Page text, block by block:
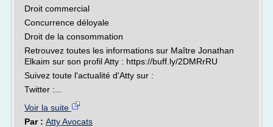
Droit commercial
Concurrence déloyale
Droit de la consommation
Retrouvez toutes les informations sur Maître Jonathan
Elkaim sur son profil Atty : https://buff.ly/2DMRrRU
Suivez toute l'actualité d'Atty sur :
Twitter :...
Voir la suite
Par : Atty Avocats